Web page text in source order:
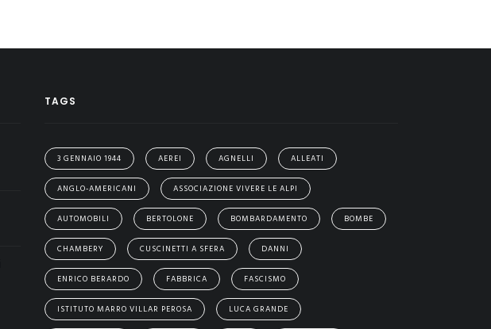
TAGS
3 GENNAIO 1944 AEREI AGNELLI ALLEATI
ANGLO-AMERICANI ASSOCIAZIONE VIVERE LE ALPI
AUTOMOBILI BERTOLONE BOMBARDAMENTO BOMBE
CHAMBERY CUSCINETTI A SFERA DANNI
ENRICO BERARDO FABBRICA FASCISMO
ISTITUTO MARRO VILLAR PEROSA LUCA GRANDE